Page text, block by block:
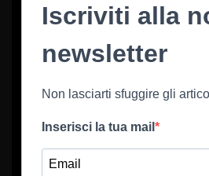
Iscriviti alla
newsletter
Non lasciarti sfuggire gli
Inserisci la tua mail